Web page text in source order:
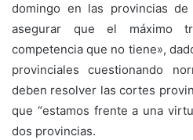
domingo en las provincias
asegurar que el máximo
competencia que no tiene»,
provinciales cuestionando
deben resolver las cortes
que “estamos frente a una
dos provincias.